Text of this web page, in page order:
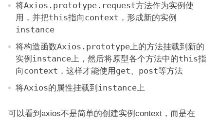
将Axios.prototype.request方法作为实例使
用，并把this指向context ，形成新的实例
instance
将构造函数Axios.prototype上的方法挂载到新的
实例 instance上，然后将原型各个方法中的this指
向context ，这样才能使用 get、post等方法
将Axios的属性挂载到 instance上
可以看到axios不是简单的创建实例context，而是在